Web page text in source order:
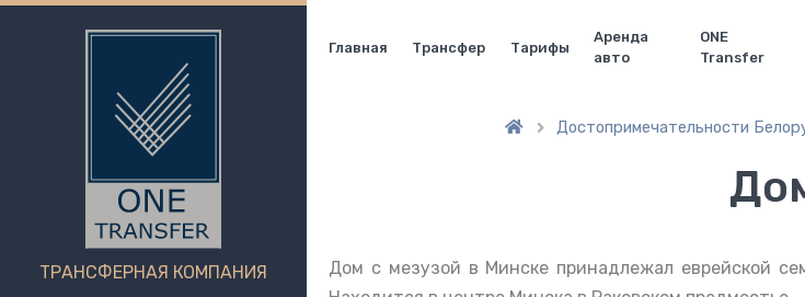
ТРАНСФЕРНАЯ КОМПАНИЯ
Главная Трансфер Тарифы
Аренда
авто
ONE
Transfer
 Достопримечательности
Дом с мезузой в Минске принадлежал еврейской